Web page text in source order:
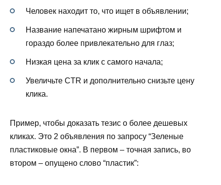
Человек находит то, что ищет в объявлении;
Название напечатано жирным шрифтом и
гораздо более привлекательно для глаз;
Низкая цена за клик с самого начала;
Увеличьте CTR и дополнительно снизьте цену
клика.
Пример, чтобы доказать тезис о более дешевых
кликах. Это 2 объявления по запросу “Зеленые
пластиковые окна”. В первом – точная запись, во
втором – опущено слово “пластик”: